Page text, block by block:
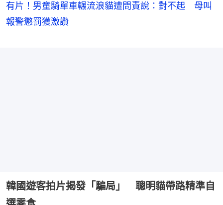
有片！男童騎單車輾流浪貓遭問責說：對不起 母叫
報警懲罰獲激讚
韓國遊客拍片揭發「騙局」 聰明貓帶路精準自